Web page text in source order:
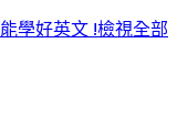
學好英文 !檢視全部